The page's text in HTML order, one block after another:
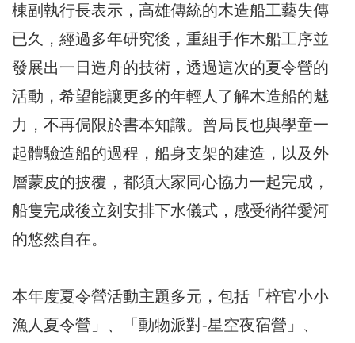
棟副執行長表示，高雄傳統的木造船工藝失傳
已久，經過多年研究後，重組手作木船工序並
發展出一日造舟的技術，透過這次的夏令營的
活動，希望能讓更多的年輕人了解木造船的魅
力，不再侷限於書本知識。曾局長也與學童一
起體驗造船的過程，船身支架的建造，以及外
層蒙皮的披覆，都須大家同心協力一起完成，
船隻完成後立刻安排下水儀式，感受徜徉愛河
的悠然自在。
本年度夏令營活動主題多元，包括「梓官小小
漁人夏令營」、「動物派對-星空夜宿營」、